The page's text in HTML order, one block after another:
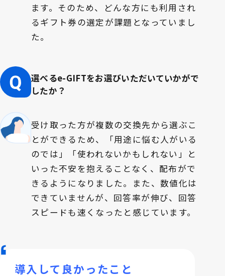
ます。そのため、どんな方にも利用され
るギフト券の選定が課題となっていまし
た。
選べるe-GIFTをお選びいただいていかがで
したか？
受け取った方が複数の交換先から選ぶこ
とができるため、「用途に悩む人がいる
のでは」「使われないかもしれない」と
いった不安を抱えることなく、配布がで
きるようになりました。また、数値化は
できていませんが、回答率が伸び、回答
スピードも速くなったと感じています。
導入して良かったこと